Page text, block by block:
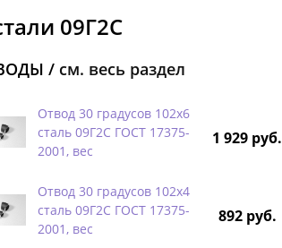
09Г2С
/ см. весь раздел
Отвод 30 градусов 102х6
сталь 09Г2С ГОСТ 17375-
2001, вес
1 929 руб.
Отвод 30 градусов 102х4
сталь 09Г2С ГОСТ 17375-
2001, вес
892 руб.